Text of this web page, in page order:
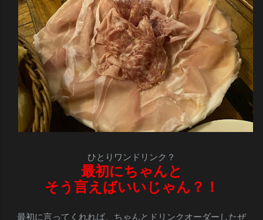
ひとりワンドリンク？
最初にちゃんと
そう言えばいいじゃん？！
最初に言ってくれれば、ちゃんとドリンクオーダーしたぜ